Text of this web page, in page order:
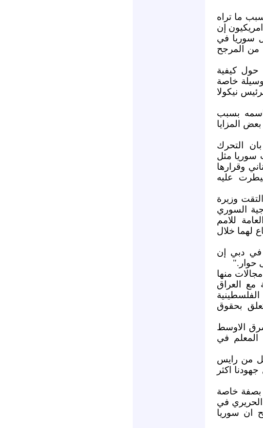
ما تراه
إن
سوريا في
من المرجح
كيفية
خاصة
نيكولا
بسبب
المزايا
التحرك
سوريا مثل
وقرارها
عليه
وزيرة
السوري
للامم
لهما خلال
في دبي إن
حوار."
منها
مع العراق
بحقوق
الاوسط
في
كل من رايس
اكثر
بصفة خاصة
الحريري في
ان سوريا